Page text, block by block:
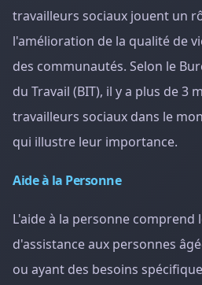
travailleurs sociaux jouent un
l'amélioration de la qualité de
des communautés. Selon le
du Travail (BIT), il y a plus de 3
travailleurs sociaux dans le
qui illustre leur importance.
Aide à la Personne
L'aide à la personne comprend
d'assistance aux personnes
ou ayant des besoins